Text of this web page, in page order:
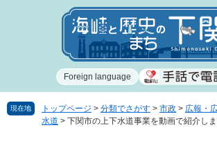
で
ば
Foreign language
現在地 トップページ > 分類でさがす > 市政 > 広報・
水道 > 下関市の上下水道事業を動画で紹介しま